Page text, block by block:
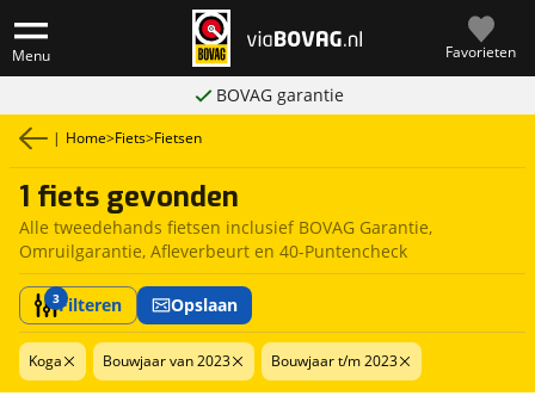
Menu Favorieten
BOVAG garantie
| Home>Fiets>Fietsen
1 fiets gevonden
Alle tweedehands fietsen inclusief BOVAG Garantie,
Omruilgarantie, Afleverbeurt en 40-Puntencheck
3Filteren Opslaan
Koga Bouwjaar van 2023 Bouwjaar t/m 2023